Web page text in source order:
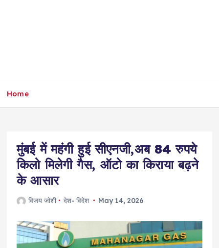
Home
मुंबई में महंगी हुई सीएनजी,अब 84 रुपये
किलो मिलेगी गैस, ऑटो का किराया बढ़ने
के आसार
विजय जोशी देश- विदेश May 14, 2026